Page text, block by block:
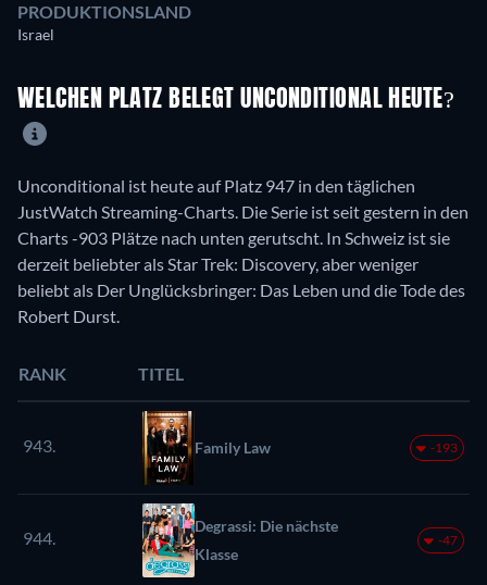
PRODUKTIONSLAND
Israel
WELCHEN PLATZ BELEGT UNCONDITIONAL HEUTE?
Unconditional ist heute auf Platz 947 in den täglichen
JustWatch Streaming-Charts. Die Serie ist seit gestern in den
Charts -903 Plätze nach unten gerutscht. In Schweiz ist sie
derzeit beliebter als Star Trek: Discovery, aber weniger
beliebt als Der Unglücksbringer: Das Leben und die Tode des
Robert Durst.
RANK TITEL
943. Family Law -193
944.
Degrassi: Die nächste
Klasse
-47